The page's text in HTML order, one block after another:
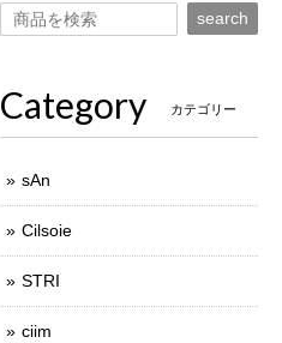
search
Category カテゴリー
sAn
Cilsoie
STRI
ciim